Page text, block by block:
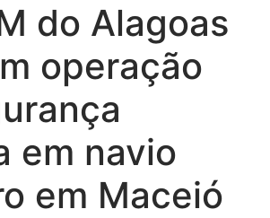
do Alagoas
operação
em navio
em Maceió